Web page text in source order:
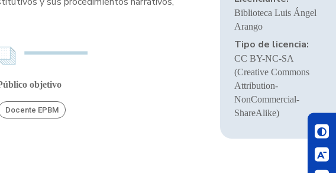
objetivo
Docente EPBM
Biblioteca Luis Ángel
Arango
Tipo de licencia:
CC BY-NC-SA
(Creative Commons
Attribution-
NonCommercial-
ShareAlike)